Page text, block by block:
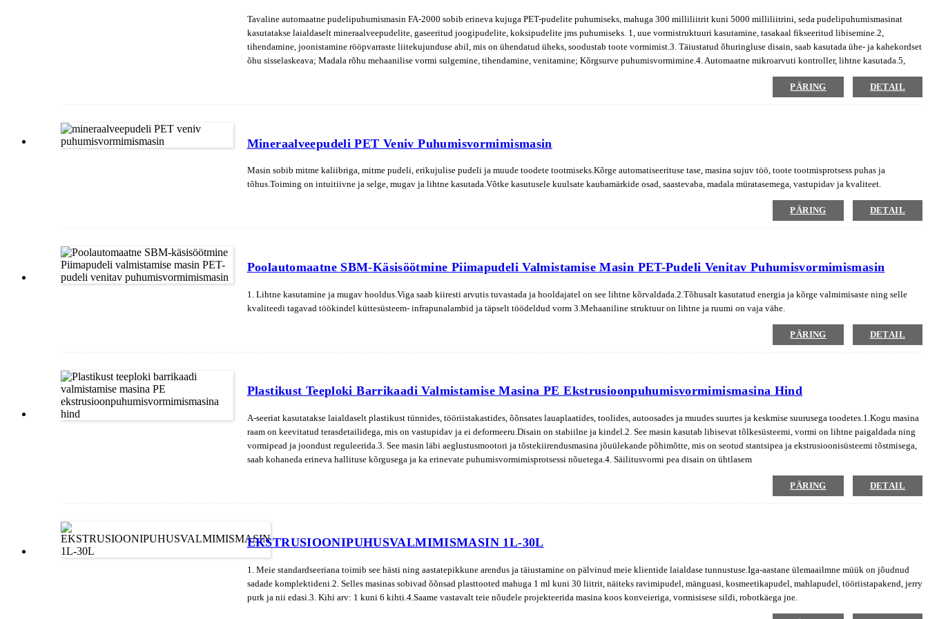
Tavaline automaatne pudelipuhumismasin FA-2000 sobib erineva kujuga PET-pudelite puhumiseks, mahuga 300 milliliitrit kuni 5000 milliliitrini, seda pudelipuhumismasinat
kasutatakse laialdaselt mineraalveepudelite, gaseeritud joogipudelite, koksipudelite jms puhumiseks. 1, uue vormistruktuuri kasutamine, tasakaal fikseeritud libisemine.2,
tihendamine, joonistamine rööpvarraste liitekujunduse abil, mis on ühendatud üheks, soodustab toote vormimist.3. Täiustatud õhuringluse disain, saab kasutada ühe- ja kahekordset
õhu sisselaskeava; Madala rõhu mehaanilise vormi sulgemine, tihendamine, venitamine; Kõrgsurve puhumisvormimine.4. Automaatne mikroarvuti kontroller, lihtne kasutada.5,
PÄRING
DETAIL
Mineraalveepudeli PET Veniv Puhumisvormimismasin
Masin sobib mitme kaliibriga, mitme pudeli, erikujulise pudeli ja muude toodete tootmiseks.Kõrge automatiseerituse tase, masina sujuv töö, toote tootmisprotsess puhas ja
tõhus.Toiming on intuitiivne ja selge, mugav ja lihtne kasutada.Võtke kasutusele kuulsate kaubamärkide osad, saastevaba, madala müratasemega, vastupidav ja kvaliteet.
PÄRING DETAIL
Poolautomaatne SBM-Käsisöötmine Piimapudeli Valmistamise Masin PET-Pudeli Venitav Puhumisvormimismasin
1. Lihtne kasutamine ja mugav hooldus.Viga saab kiiresti arvutis tuvastada ja hooldajatel on see lihtne kõrvaldada.2.Tõhusalt kasutatud energia ja kõrge valmimisaste ning selle
kvaliteedi tagavad töökindel küttesüsteem- infrapunalambid ja täpselt töödeldud vorm 3.Mehaaniline struktuur on lihtne ja ruumi on vaja vähe.
PÄRING DETAIL
Plastikust Teeploki Barrikaadi Valmistamise Masina PE Ekstrusioonpuhumisvormimismasina Hind
A-seeriat kasutatakse laialdaselt plastikust tünnides, tööriistakastides, õõnsates lauaplaatides, toolides, autoosades ja muudes suurtes ja keskmise suurusega toodetes.1.Kogu masina
raam on keevitatud terasdetailidega, mis on vastupidav ja ei deformeeru.Disain on stabiilne ja kindel.2. See masin kasutab libisevat tõlkesüsteemi, vormi on lihtne paigaldada ning
vormipead ja joondust reguleerida.3. See masin läbi aeglustusmootori ja tõstekiirendusmasina jõuülekande põhimõtte, mis on seotud stantsipea ja ekstrusioonisüsteemi tõstmisega,
saab kohaneda erineva hallituse kõrgusega ja ka erinevate puhumisvormimisprotsessi nõuetega.4. Säilitusvormi pea disain on ühtlasem
PÄRING DETAIL
EKSTRUSIOONIPUHUSVALMIMISMASIN 1L-30L
1. Meie standardseeriana toimib see hästi ning aastatepikkune arendus ja täiustamine on pälvinud meie klientide laialdase tunnustuse.Iga-aastane ülemaailmne müük on jõudnud
sadade komplektideni.2. Selles masinas sobivad õõnsad plasttooted mahuga 1 ml kuni 30 liitrit, näiteks ravimipudel, mänguasi, kosmeetikapudel, mahlapudel, tööriistapakend, jerry
purk ja nii edasi.3. Kihi arv: 1 kuni 6 kihti.4.Saame vastavalt teie nõudele projekteerida masina koos konveieriga, vormisisese sildi, robotkäega jne.